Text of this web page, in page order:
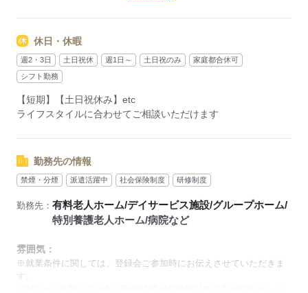
※勤務時間は施設によって異なります
「土日祝は休みたい」
「もう少し遅い時間から始めたい」など
ご希望にあったお仕事をご案内いたします。
き、
お仕事に慣れてからの夜勤になります。
応募する
休日・休暇
週2・3日 土日祝休 週1日～ 土日祝のみ
家庭都合休可
シフト勤務
【短期】【土日祝休み】etc
ライフスタイルに合わせてご相談いただけます
勤務先の情報
禁煙・分煙 派遣活躍中 社会保険制度 研修制度
勤務先： 有料老人ホーム/デイサービス施設/グループホーム/
特別養護老人ホーム/病院など
雰囲気：
※就業条件に関しては、登録会ご参加時にお伝えさせていただきま
す。